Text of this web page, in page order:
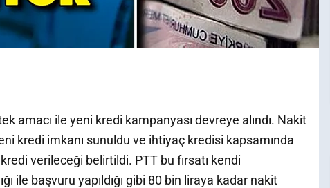
amacı ile yeni kredi kampanyası devreye alındı. Nakit
kredi imkanı sunuldu ve ihtiyaç kredisi kapsamında
verileceği belirtildi. PTT bu fırsatı kendi
ile başvuru yapıldığı gibi 80 bin liraya kadar nakit